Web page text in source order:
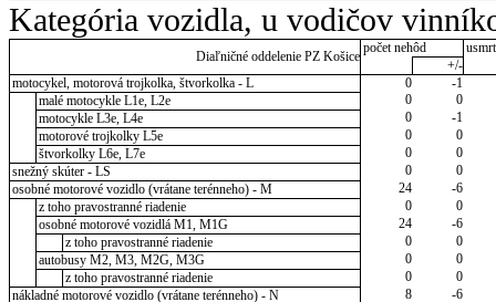
Kategória vozidla, u vodičov
Diaľničné oddelenie PZ Košice
počet nehôd
+/-
motocykel, motorová trojkolka, štvorkolka - L
0
-1
malé motocykle L1e, L2e
0
0
motocykle L3e, L4e
0
-1
motorové trojkolky L5e
0
0
štvorkolky L6e, L7e
0
0
snežný skúter - LS
0
0
osobné motorové vozidlo (vrátane terénneho) - M
24
-6
z toho pravostranné riadenie
0
0
osobné motorové vozidlá M1, M1G
24
-6
z toho pravostranné riadenie
0
0
autobusy M2, M3, M2G, M3G
0
0
z toho pravostranné riadenie
0
0
nákladné motorové vozidlo (vrátane terénneho) - N
8
-6